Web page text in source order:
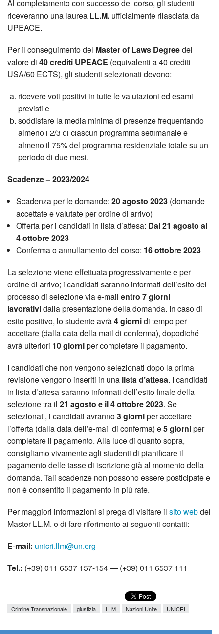
Al completamento con successo del corso, gli studenti
riceveranno una laurea LL.M. ufficialmente rilasciata da
UPEACE.
Per il conseguimento del Master of Laws Degreedel
valore di 40 crediti UPEACE (equivalenti a 40 crediti
USA/60 ECTS), gli studenti selezionati devono:
ricevere voti positivi in tutte le valutazioni ed esami
previsti e
soddisfare la media minima di presenze frequentando
almeno i 2/3 di ciascun programma settimanale e
almeno il 75% del programma residenziale totale su un
periodo di due mesi.
Scadenze – 2023/2024
Scadenza per le domande: 20 agosto 2023(domande
accettate e valutate per ordine di arrivo)
Offerta per i candidati in lista d’attesa: Dal 21 agosto al
4 ottobre 2023
Conferma o annullamento del corso: 16 ottobre 2023
La selezione viene effettuata progressivamente e per
ordine di arrivo; i candidati saranno informati dell’esito del
processo di selezione via e-mail entro 7 giorni
lavoratividalla presentazione della domanda. In caso di
esito positivo, lo studente avrà4 giornidi tempo per
accettare (dalla data della mail di conferma), dopodiché
avrà ulteriori 10 giorniper completare il pagamento.
I candidati che non vengono selezionati dopo la prima
revisione vengono inseriti in una lista d’attesa. I candidati
in lista d’attesa saranno informati dell’esito finale della
selezione tra il 21 agosto e il 4 ottobre 2023. Se
selezionati, i candidati avranno3 giorniper accettare
l’offerta (dalla data dell’e-mail di conferma) e5 giorniper
completare il pagamento. Alla luce di quanto sopra,
consigliamo vivamente agli studenti di pianificare il
pagamento delle tasse di iscrizione già al momento della
domanda. Tali scadenze non possono essere posticipate e
non è consentito il pagamento in più rate.
Per maggiori informazioni si prega di visitare il sito webdel
Master LL.M. o di fare riferimento ai seguenti contatti:
E-mail: unicri.llm@un.org
Tel.: (+39) 011 6537 157-154 — (+39) 011 6537 111
Crimine Transnazionale giustizia LLM Nazioni Unite UNICRI